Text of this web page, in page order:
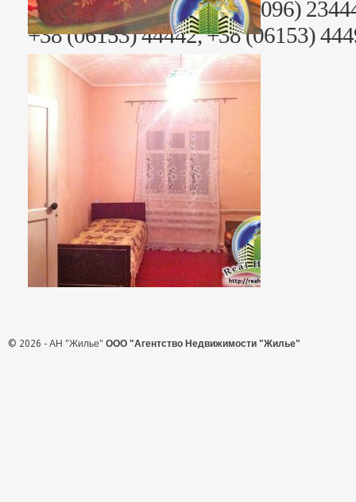
Раб. тел. (095) 2344499, (096)
+38 (06153) 44442, +38 (06153)
© 2026 - АН "Жилье" ООО "Агентство Недвижимости "Жилье"